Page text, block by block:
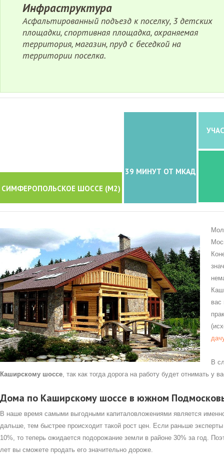
Инфраструктура
Асфальтированный подъезд к поселку, 3 детских
площадки, спортивная площадка, охраняемая
территория, магазин, пруд с беседкой на
территории поселка.
СИМФЕРОПОЛЬСКОЕ ШОССЕ (M2)
39 МИНУТ ОТ МКАД
вас
В
Каширскому шоссе, так как тогда дорога на работу будет отнимать
Дома по Каширскому шоссе в южном
В наше время самыми выгодными капиталовложениями является
дальше, тем быстрее происходит такой рост цен. Если раньше
10%, то теперь ожидается подорожание земли в районе 30% за год.
лет вы сможете продать его значительно дороже.